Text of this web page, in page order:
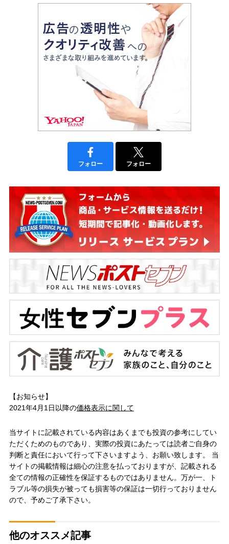
フォロー フォロー
【お知らせ】
2021年4月1日以降の価格表示に関して
当サイトに記載されている内容はあくまでも投資の参考にしてい
ただくためのものであり、実際の投資にあたっては読者ご自身の
判断と責任において行って下さいますよう、お願い致します。 当
サイトの掲載情報は細心の注意を払っておりますが、記載される
全ての情報の正確性を保証するものではありません。万が一、ト
ラブル等の損失が被っても損害等の保証は一切行っておりません
ので、予めご了承下さい。
他のオススメ記事